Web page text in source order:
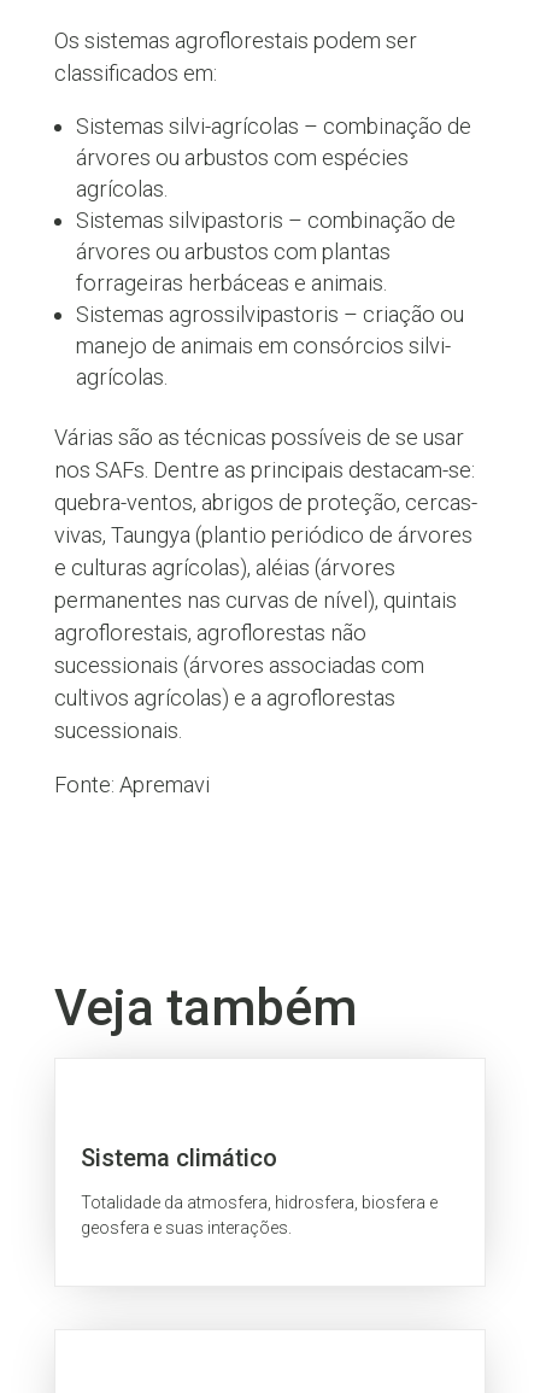
Os sistemas agroflorestais podem ser
classificados em:
Sistemas silvi-agrícolas – combinação de
árvores ou arbustos com espécies
agrícolas.
Sistemas silvipastoris – combinação de
árvores ou arbustos com plantas
forrageiras herbáceas e animais.
Sistemas agrossilvipastoris – criação ou
manejo de animais em consórcios silvi-
agrícolas.
Várias são as técnicas possíveis de se usar
nos SAFs. Dentre as principais destacam-se:
quebra-ventos, abrigos de proteção, cercas-
vivas, Taungya (plantio periódico de árvores
e culturas agrícolas), aléias (árvores
permanentes nas curvas de nível), quintais
agroflorestais, agroflorestas não
sucessionais (árvores associadas com
cultivos agrícolas) e a agroflorestas
sucessionais.
Fonte: Apremavi
Veja também
Sistema climático
Totalidade da atmosfera, hidrosfera, biosfera e
geosfera e suas interações.